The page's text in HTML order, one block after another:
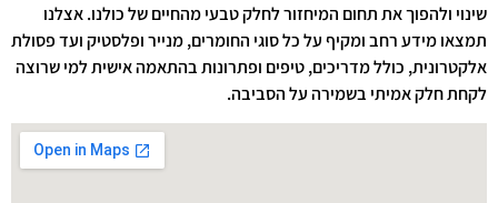
שינוי ולהפוך את תחום המיחזור לחלק טבעי מהחיים של כולנו. אצלנו
תמצאו מידע רחב ומקיף על כל סוגי החומרים, מנייר ופלסטיק ועד פסולת
אלקטרונית, כולל מדריכים, טיפים ופתרונות בהתאמה אישית למי שרוצה
לקחת חלק אמיתי בשמירה על הסביבה.